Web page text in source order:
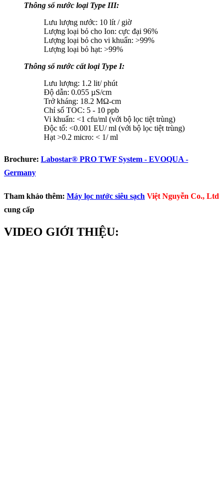
Thông số nước loại Type III:
Lưu lượng nước: 10 lít / giờ
Lượng loại bỏ cho Ion: cực đại 96%
Lượng loại bỏ cho vi khuẩn: >99%
Lượng loại bỏ hạt: >99%
Thông số nước cất loại Type I:
Lưu lượng: 1.2 lit/ phút
Độ dẫn: 0.055 µS/cm
Trở kháng: 18.2 MΩ-cm
Chỉ số TOC: 5 - 10 ppb
Vi khuẩn: <1 ​cfu/ml (với bộ lọc tiệt trùng)
Độc tố: <0.001 EU/ ml (với bộ lọc tiệt trùng)
Hạt >0.2 micro: ​< 1/ ml
Brochure: Labostar® PRO TWF System - EVOQUA -
Germany
Tham khảo thêm: Máy lọc nước siêu sạch Việt Nguyễn Co., Ltd
cung cấp
VIDEO GIỚI THIỆU: